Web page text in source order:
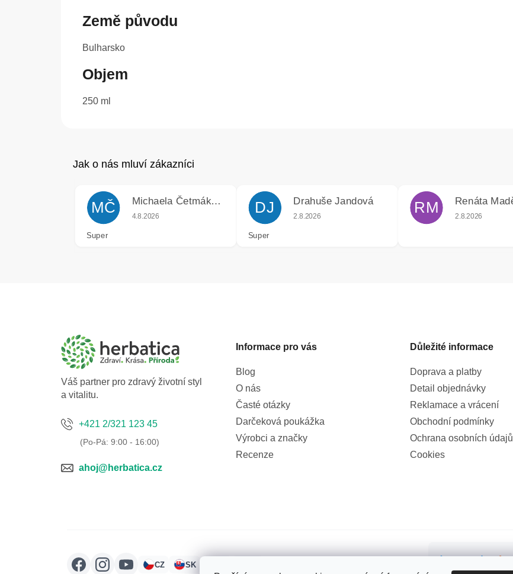
Země původu
Bulharsko
Objem
250 ml
MČ Michaela Četmáková
Hodnocení obchodu je 5 z 5 hvězdiček.
4.8.2026
Super
DJ Drahuše Jandová
Hodnocení obchodu je 5 z 5 hvězdiček.
2.8.2026
Super
RM Renáta
Hodnocení
2.8.2026
Váš partner pro zdravý životní styl
a vitalitu.
+421 2/321 123 45
ahoj@herbatica.cz
Informace pro vás
Blog
O nás
Časté otázky
Darčeková poukážka
Výrobci a značky
Recenze
Důležité informace
Doprava a platby
Detail objednávky
Reklamace a vrácení
Obchodní podmínky
Ochrana osobních údajů
Cookies
CZ SK